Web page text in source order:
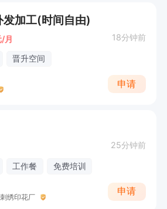
发加工(时间自由)
/月 18分钟前
晋升空间
申请
25分钟前
工作餐 免费培训
绣印花厂
申请